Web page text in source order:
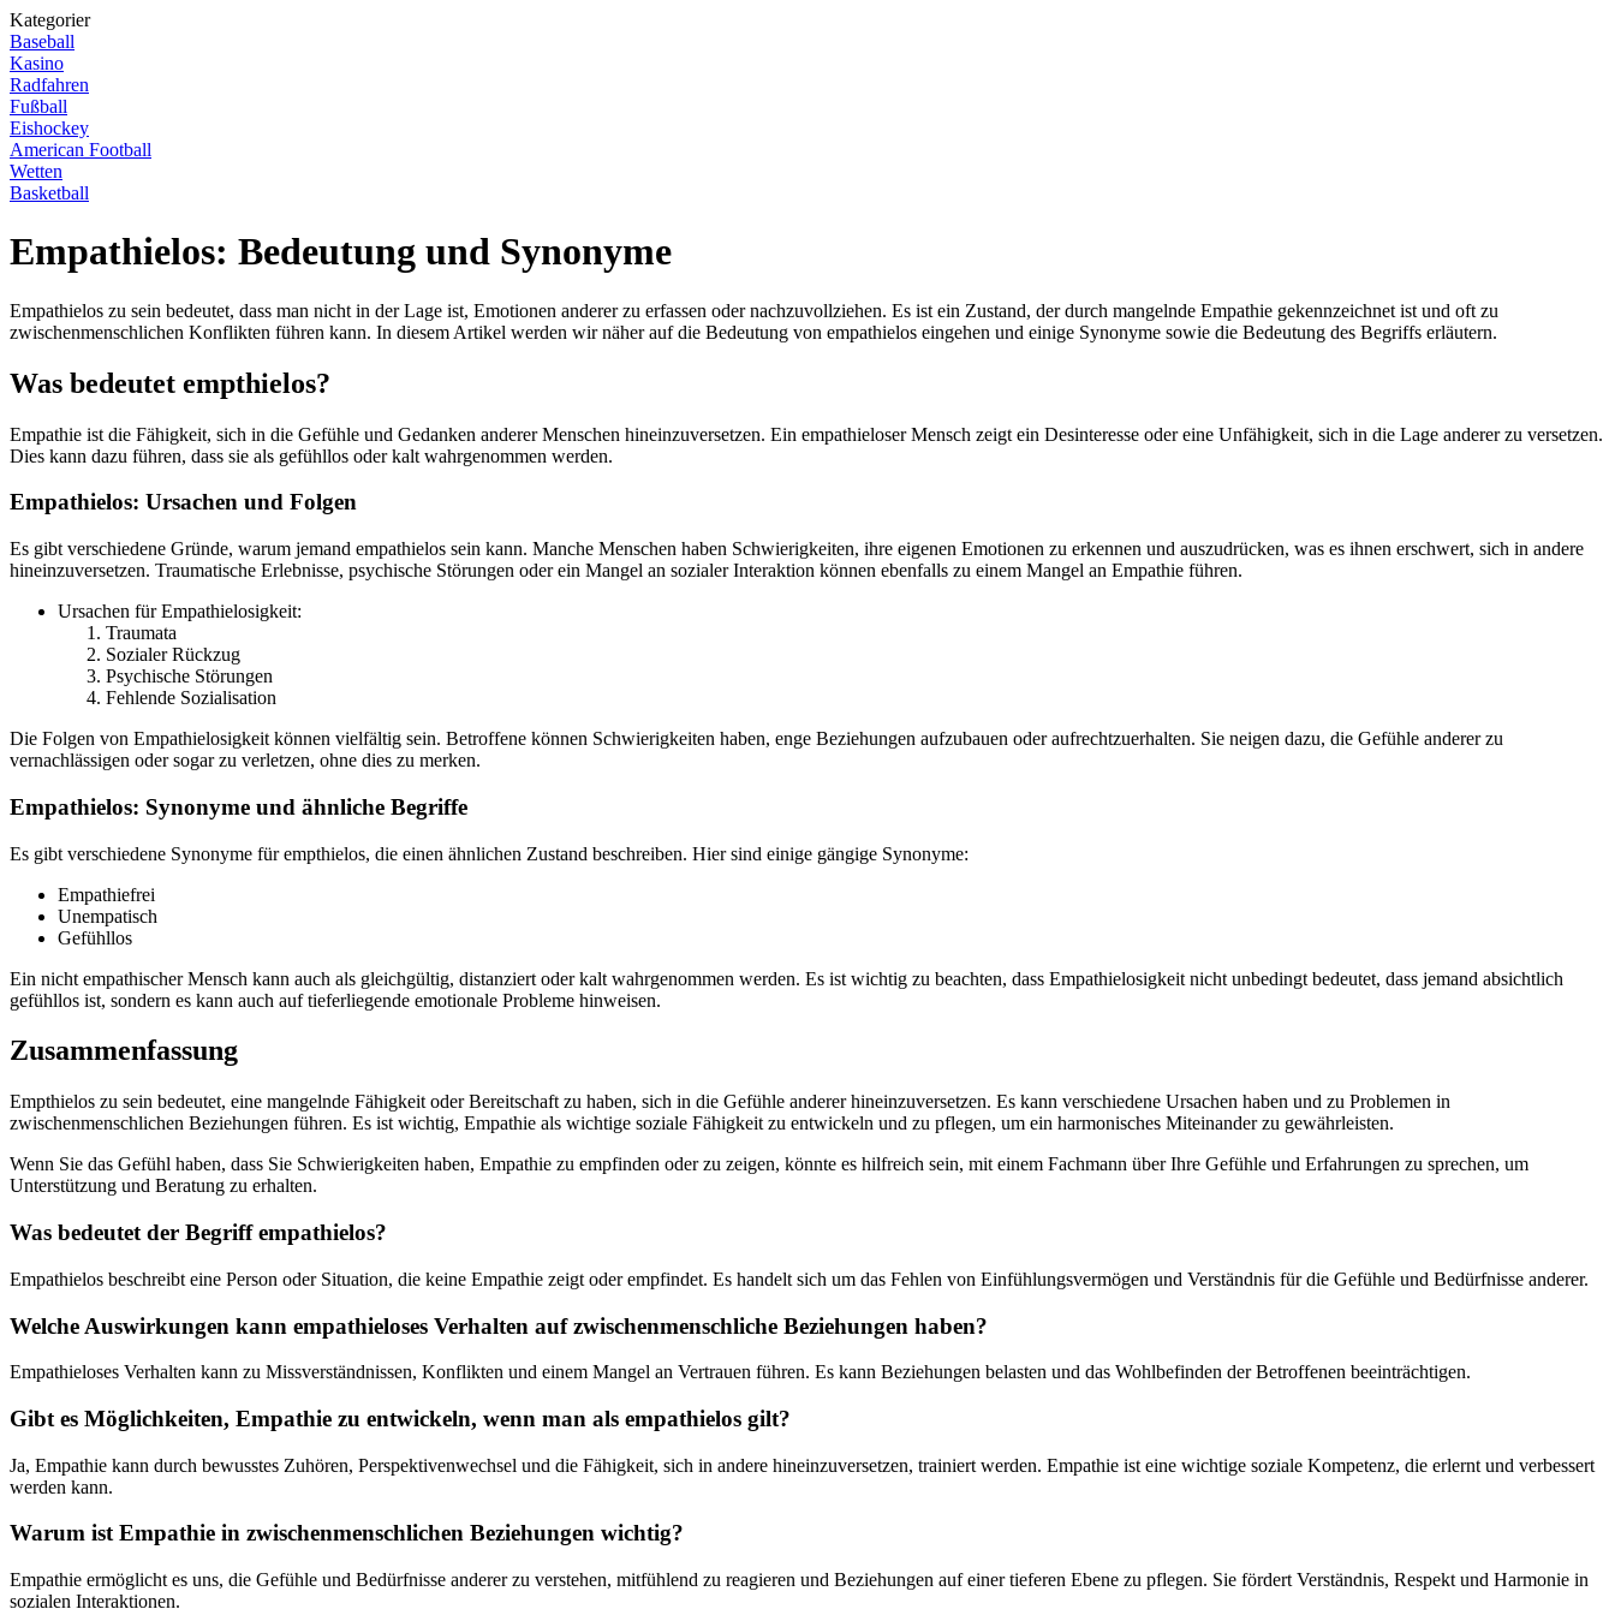
Kategorier
Baseball
Kasino
Radfahren
Fußball
Eishockey
American Football
Wetten
Basketball
Empathielos: Bedeutung und Synonyme
Empathielos zu sein bedeutet, dass man nicht in der Lage ist, Emotionen anderer zu erfassen oder nachzuvollziehen. Es ist ein Zustand, der durch mangelnde Empathie gekennzeichnet ist und oft zu
zwischenmenschlichen Konflikten führen kann. In diesem Artikel werden wir näher auf die Bedeutung von empathielos eingehen und einige Synonyme sowie die Bedeutung des Begriffs erläutern.
Was bedeutet empthielos?
Empathie ist die Fähigkeit, sich in die Gefühle und Gedanken anderer Menschen hineinzuversetzen. Ein empathieloser Mensch zeigt ein Desinteresse oder eine Unfähigkeit, sich in die Lage anderer zu versetzen.
Dies kann dazu führen, dass sie als gefühllos oder kalt wahrgenommen werden.
Empathielos: Ursachen und Folgen
Es gibt verschiedene Gründe, warum jemand empathielos sein kann. Manche Menschen haben Schwierigkeiten, ihre eigenen Emotionen zu erkennen und auszudrücken, was es ihnen erschwert, sich in andere
hineinzuversetzen. Traumatische Erlebnisse, psychische Störungen oder ein Mangel an sozialer Interaktion können ebenfalls zu einem Mangel an Empathie führen.
Ursachen für Empathielosigkeit:
Traumata
Sozialer Rückzug
Psychische Störungen
Fehlende Sozialisation
Die Folgen von Empathielosigkeit können vielfältig sein. Betroffene können Schwierigkeiten haben, enge Beziehungen aufzubauen oder aufrechtzuerhalten. Sie neigen dazu, die Gefühle anderer zu
vernachlässigen oder sogar zu verletzen, ohne dies zu merken.
Empathielos: Synonyme und ähnliche Begriffe
Es gibt verschiedene Synonyme für empthielos, die einen ähnlichen Zustand beschreiben. Hier sind einige gängige Synonyme:
Empathiefrei
Unempatisch
Gefühllos
Ein nicht empathischer Mensch kann auch als gleichgültig, distanziert oder kalt wahrgenommen werden. Es ist wichtig zu beachten, dass Empathielosigkeit nicht unbedingt bedeutet, dass jemand absichtlich
gefühllos ist, sondern es kann auch auf tieferliegende emotionale Probleme hinweisen.
Zusammenfassung
Empthielos zu sein bedeutet, eine mangelnde Fähigkeit oder Bereitschaft zu haben, sich in die Gefühle anderer hineinzuversetzen. Es kann verschiedene Ursachen haben und zu Problemen in
zwischenmenschlichen Beziehungen führen. Es ist wichtig, Empathie als wichtige soziale Fähigkeit zu entwickeln und zu pflegen, um ein harmonisches Miteinander zu gewährleisten.
Wenn Sie das Gefühl haben, dass Sie Schwierigkeiten haben, Empathie zu empfinden oder zu zeigen, könnte es hilfreich sein, mit einem Fachmann über Ihre Gefühle und Erfahrungen zu sprechen, um
Unterstützung und Beratung zu erhalten.
Was bedeutet der Begriff empathielos?
Empathielos beschreibt eine Person oder Situation, die keine Empathie zeigt oder empfindet. Es handelt sich um das Fehlen von Einfühlungsvermögen und Verständnis für die Gefühle und Bedürfnisse anderer.
Welche Auswirkungen kann empathieloses Verhalten auf zwischenmenschliche Beziehungen haben?
Empathieloses Verhalten kann zu Missverständnissen, Konflikten und einem Mangel an Vertrauen führen. Es kann Beziehungen belasten und das Wohlbefinden der Betroffenen beeinträchtigen.
Gibt es Möglichkeiten, Empathie zu entwickeln, wenn man als empathielos gilt?
Ja, Empathie kann durch bewusstes Zuhören, Perspektivenwechsel und die Fähigkeit, sich in andere hineinzuversetzen, trainiert werden. Empathie ist eine wichtige soziale Kompetenz, die erlernt und verbessert
werden kann.
Warum ist Empathie in zwischenmenschlichen Beziehungen wichtig?
Empathie ermöglicht es uns, die Gefühle und Bedürfnisse anderer zu verstehen, mitfühlend zu reagieren und Beziehungen auf einer tieferen Ebene zu pflegen. Sie fördert Verständnis, Respekt und Harmonie in
sozialen Interaktionen.